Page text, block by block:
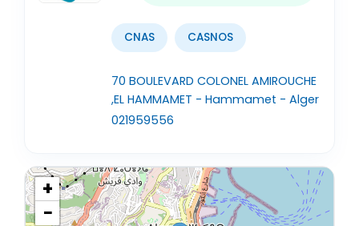
CNAS CASNOS
70 BOULEVARD COLONEL AMIROUCHE
,EL HAMMAMET - Hammamet - Alger
021959556
+
−